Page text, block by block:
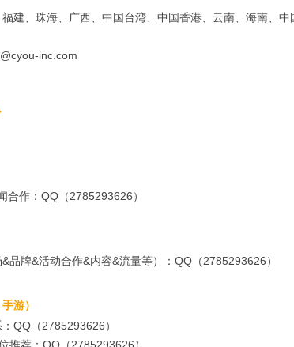
福建、珠海、广西、中国台湾、中国香港、云南、海南、中
inc.com
合作：QQ（2785293626）
品牌&活动合作&内容&流量等）：QQ（2785293626）
游）
QQ（2785293626）